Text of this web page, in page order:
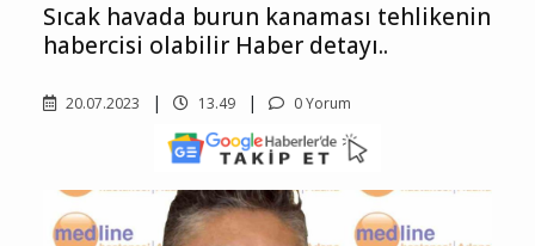
Sıcak havada burun kanaması tehlikenin
habercisi olabilir Haber detayı..
20.07.2023 13.49 0 Yorum